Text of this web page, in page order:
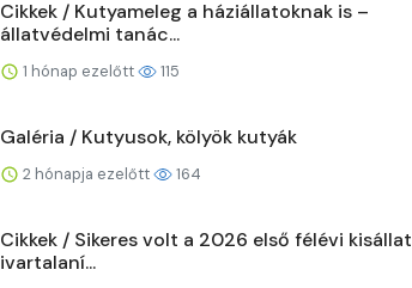
Cikkek / Kutyameleg a háziállatoknak is –
állatvédelmi tanác...
1 hónap ezelőtt 115
Galéria / Kutyusok, kölyök kutyák
2 hónapja ezelőtt 164
Cikkek / Sikeres volt a 2026 első félévi kisállat
ivartalaní...